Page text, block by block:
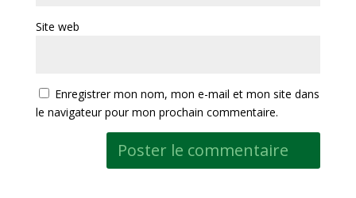
Site web
Enregistrer mon nom, mon e-mail et mon site dans
le navigateur pour mon prochain commentaire.